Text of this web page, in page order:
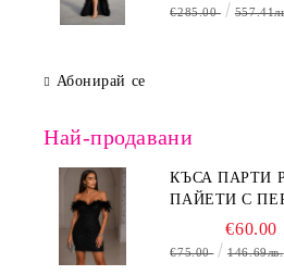
€285.00
Абонирай се
Най-продавани
КЪСА ПАРТИ
ПАЙЕТИ С
€60.00
€75.00 146.69лв.